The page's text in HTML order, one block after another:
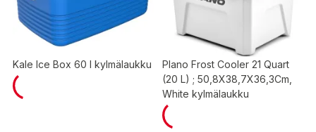
Kale Ice Box 60 l kylmälaukku
Plano Frost Cooler 21 Quart
(20 L) ; 50,8X38,7X36,3Cm,
White kylmälaukku